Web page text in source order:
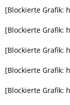
[Blockierte Grafik:
[Blockierte Grafik:
[Blockierte Grafik:
[Blockierte Grafik:
[Blockierte Grafik: